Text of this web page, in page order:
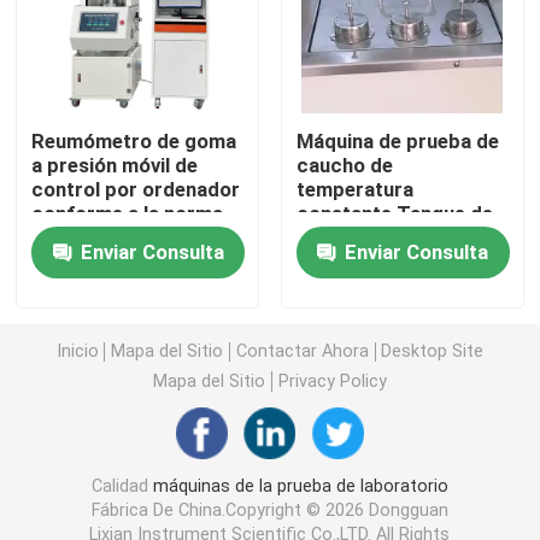
Máquina de prueba universal
máquina de prueba ambiental
Máquina de equilibrio dinámico
Equipo de prueba automotriz
Equipo de prueba de laboratorio de plástico
instrumentos de prueba de empaquetado
Reumómetro de goma
a presión móvil de
control por ordenador
conforme a la norma
ASTM D5289
Enviar Consulta
Máquina de prueba de
caucho de
temperatura
constante Tanque de
aceite de resistencia
al caucho con taza de
prueba ISO-1817
Enviar Consulta
Inicio Mapa del Sitio Contactar Ahora
Desktop Site
Mapa del Sitio
Privacy Policy
Calidad máquinas de la prueba de laboratorio
Fábrica De China.Copyright © 2026 Dongguan
Lixian Instrument Scientific Co.,LTD. All Rights